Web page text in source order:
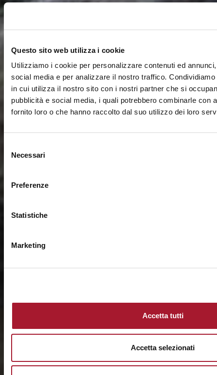
Questo sito web utilizza i cookie
Utilizziamo i cookie per personalizzare contenuti ed
social media e per analizzare il nostro traffico.
in cui utilizza il nostro sito con i nostri partner che si
pubblicità e social media, i quali potrebbero combinarle con
fornito loro o che hanno raccolto dal suo utilizzo dei loro
delNecessari
Preferenze
Statistiche
Marketing
Accetta tutti
Accetta selezionati